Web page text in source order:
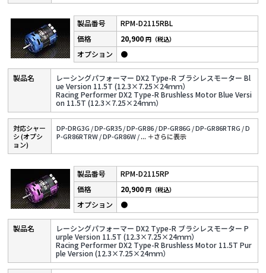
RPM-D2115RBL
レーシングパフォーマー DX2 Type-R ブラシレスモーター Bl
ue Version 11.5T (12.3×7.25×24ｍｍ）
Racing Performer DX2 Type-R Brushless Motor Blue Versi
on 11.5T (12.3×7.25×24ｍｍ）
20,900円（税込）
●
対応シャー
シ (オプシ
ョン)
DP-DRG3G /DP-GR35 /DP-GR86 /DP-GR86G /DP-GR86RTRG /D
P-GR86RTRW /DP-GR86W /... ＋さらに表⽰
RPM-D2115RP
レーシングパフォーマー DX2 Type-R ブラシレスモーター P
urple Version 11.5T (12.3×7.25×24ｍｍ）
Racing Performer DX2 Type-R Brushless Motor 11.5T Pur
ple Version (12.3×7.25×24ｍｍ）
20,900円（税込）
●